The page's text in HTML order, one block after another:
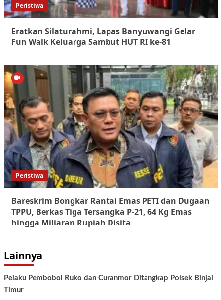
Peristiwa
Eratkan Silaturahmi, Lapas Banyuwangi Gelar
Fun Walk Keluarga Sambut HUT RI ke-81
Peristiwa
Bareskrim Bongkar Rantai Emas PETI dan Dugaan
TPPU, Berkas Tiga Tersangka P-21, 64 Kg Emas
hingga Miliaran Rupiah Disita
Lainnya
Pelaku Pembobol Ruko dan Curanmor Ditangkap Polsek Binjai
Timur